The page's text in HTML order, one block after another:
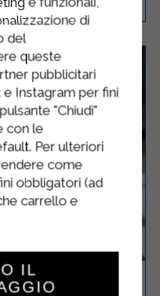
di
del
queste
pubblicitari
Instagram per fini
"Chiudi"
con le
Per ulteriori
come
obbligatori (ad
carrello e
IL